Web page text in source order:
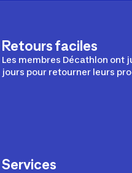
Retours faciles
Les membres Décathlon ont
jours pour retourner leurs
Services